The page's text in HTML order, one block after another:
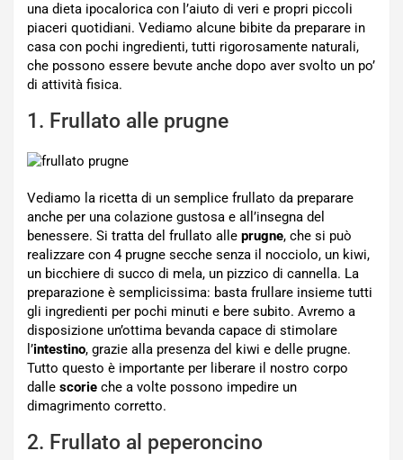
una dieta ipocalorica con l’aiuto di veri e propri piccoli
piaceri quotidiani. Vediamo alcune bibite da preparare in
casa con pochi ingredienti, tutti rigorosamente naturali,
che possono essere bevute anche dopo aver svolto un po’
di attività fisica.
1. Frullato alle prugne
Vediamo la ricetta di un semplice frullato da preparare
anche per una colazione gustosa e all’insegna del
benessere. Si tratta del frullato alle prugne, che si può
realizzare con 4 prugne secche senza il nocciolo, un kiwi,
un bicchiere di succo di mela, un pizzico di cannella. La
preparazione è semplicissima: basta frullare insieme tutti
gli ingredienti per pochi minuti e bere subito. Avremo a
disposizione un’ottima bevanda capace di stimolare
l’intestino, grazie alla presenza del kiwi e delle prugne.
Tutto questo è importante per liberare il nostro corpo
dalle scorie che a volte possono impedire un
dimagrimento corretto.
2. Frullato al peperoncino